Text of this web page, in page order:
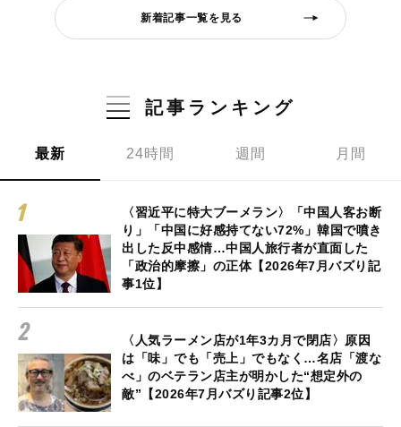
新着記事一覧を見る
記事ランキング
最新 24時間 週間 月間
〈習近平に特大ブーメラン〉「中国人客お断
り」「中国に好感持てない72%」韓国で噴き
出した反中感情…中国人旅行者が直面した
「政治的摩擦」の正体【2026年7月バズり記
事1位】
〈人気ラーメン店が1年3カ月で閉店〉原因
は「味」でも「売上」でもなく…名店「渡な
べ」のベテラン店主が明かした“想定外の
敵”【2026年7月バズり記事2位】